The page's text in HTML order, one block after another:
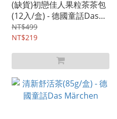
(缺貨)初戀佳人果粒茶茶包
(12入/盒) - 德國童話Das
Märchen
NT$499
NT$219